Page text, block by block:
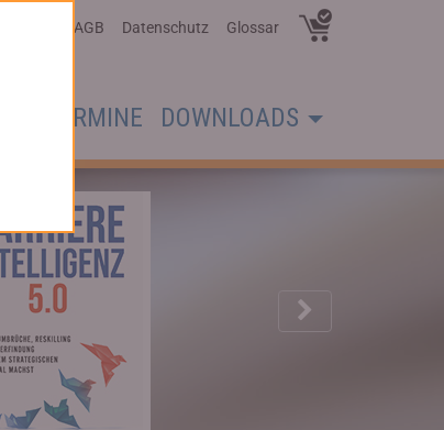
AGB Datenschutz Glossar
TERMINE DOWNLOADS